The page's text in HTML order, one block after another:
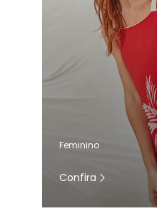
Feminino
Confira